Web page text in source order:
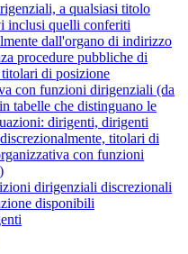
a qualsiasi titolo
inclusi quelli conferiti
dall'organo di indirizzo
procedure pubbliche di
titolari di posizione
con funzioni dirigenziali (da
tabelle che distinguano le
dirigenti, dirigenti
titolari di
con funzioni
dirigenziali discrezionali
disponibili